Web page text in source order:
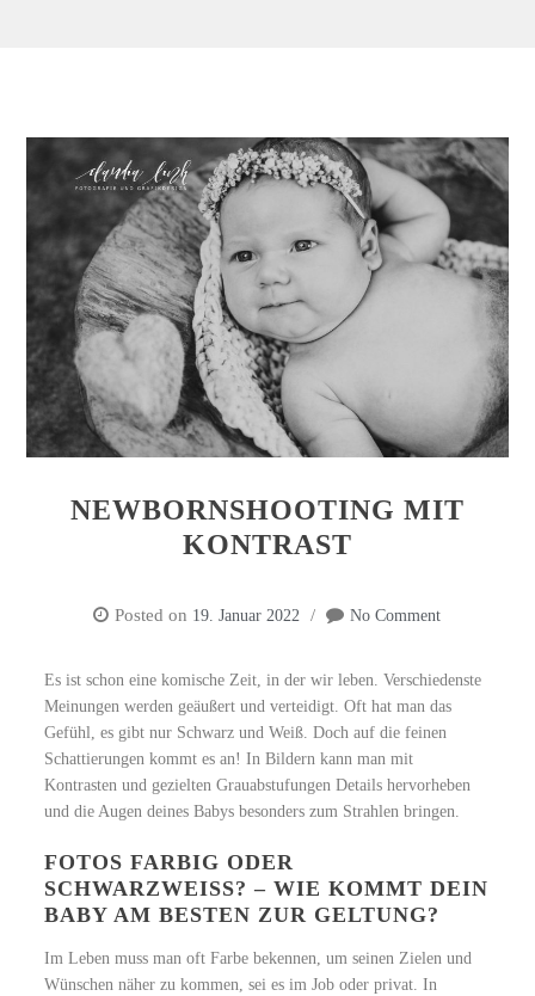
NEWBORNSHOOTING MIT
KONTRAST
Posted on 19. Januar 2022 No Comment
Es ist schon eine komische Zeit, in der wir leben. Verschiedenste
Meinungen werden geäußert und verteidigt. Oft hat man das
Gefühl, es gibt nur Schwarz und Weiß. Doch auf die feinen
Schattierungen kommt es an! In Bildern kann man mit
Kontrasten und gezielten Grauabstufungen Details hervorheben
und die Augen deines Babys besonders zum Strahlen bringen.
FOTOS FARBIG ODER
SCHWARZWEISS? – WIE KOMMT DEIN B
ABY AM BESTEN ZUR GELTUNG?
Im Leben muss man oft Farbe bekennen, um seinen Zielen und
Wünschen näher zu kommen, sei es im Job oder privat. In